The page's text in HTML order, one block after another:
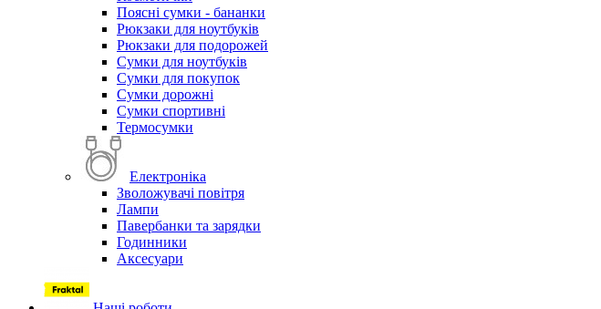
Поясні сумки - бананки
Рюкзаки для ноутбуків
Рюкзаки для подорожей
Сумки для ноутбуків
Сумки для покупок
Сумки дорожні
Сумки спортивні
Термосумки
Електроніка
Зволожувачі повітря
Лампи
Павербанки та зарядки
Годинники
Аксесуари